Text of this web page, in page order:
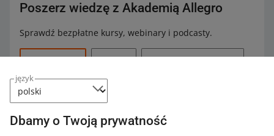
język
Dbamy o Twoją prywatność
Poszerz wiedzę z Akademią Allegro
Sprawdź bezpłatne kursy, webinary i podcasty.
Wszystkie (16) Kursy (1) Szybkie wskazówki (10)
Podcasty
KURS